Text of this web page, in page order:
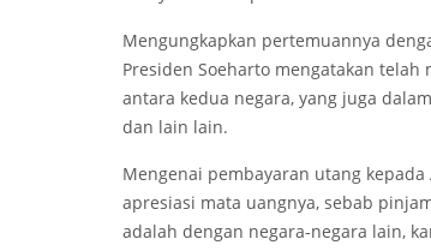
Mengungkapkan pertemuannya
Presiden Soeharto mengatakan
antara kedua negara, yang juga
dan lain­ lain.
Mengenai pembayaran utang
apresiasi mata uangnya, sebab
adalah dengan negara-negara lain,